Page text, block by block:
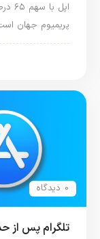
پریمیوم جهان
0 دیدگاه
تلگرام پس از